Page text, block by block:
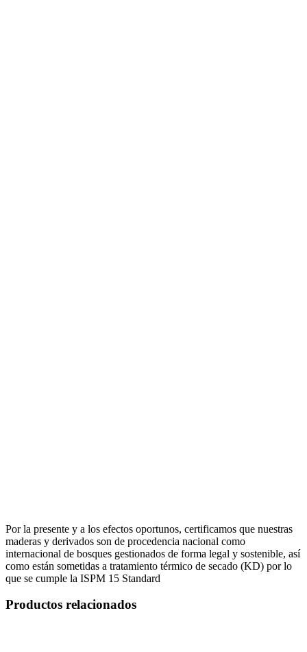
Por la presente y a los efectos oportunos, certificamos que nuestras
maderas y derivados son de procedencia nacional como
internacional de bosques gestionados de forma legal y sostenible, así
como están sometidas a tratamiento térmico de secado (KD) por lo
que se cumple la ISPM 15 Standard
Productos relacionados